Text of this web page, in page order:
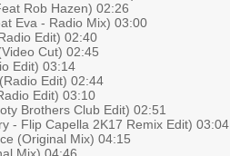
Rob Hazen) 02:26
Eva - Radio Mix) 03:00
Edit) 02:40
Cut) 02:45
Edit) 03:14
Edit) 02:44
Edit) 03:10
Brothers Club Edit) 02:51
- Flip Capella 2K17 Remix Edit) 03:04
(Original Mix) 04:15